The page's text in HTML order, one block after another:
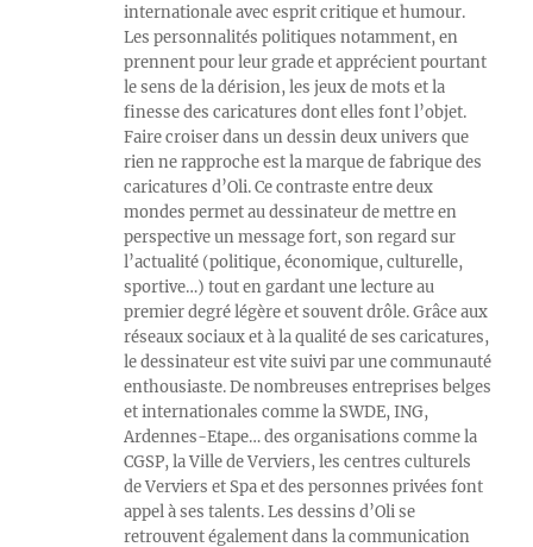
internationale avec esprit critique et humour.
Les personnalités politiques notamment, en
prennent pour leur grade et apprécient pourtant
le sens de la dérision, les jeux de mots et la
finesse des caricatures dont elles font l’objet.
Faire croiser dans un dessin deux univers que
rien ne rapproche est la marque de fabrique des
caricatures d’Oli. Ce contraste entre deux
mondes permet au dessinateur de mettre en
perspective un message fort, son regard sur
l’actualité (politique, économique, culturelle,
sportive…) tout en gardant une lecture au
premier degré légère et souvent drôle. Grâce aux
réseaux sociaux et à la qualité de ses caricatures,
le dessinateur est vite suivi par une communauté
enthousiaste. De nombreuses entreprises belges
et internationales comme la SWDE, ING,
Ardennes-Etape… des organisations comme la
CGSP, la Ville de Verviers, les centres culturels
de Verviers et Spa et des personnes privées font
appel à ses talents. Les dessins d’Oli se
retrouvent également dans la communication